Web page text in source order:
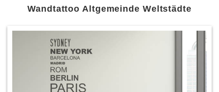
Wandtattoo Altgemeinde Weltstädte